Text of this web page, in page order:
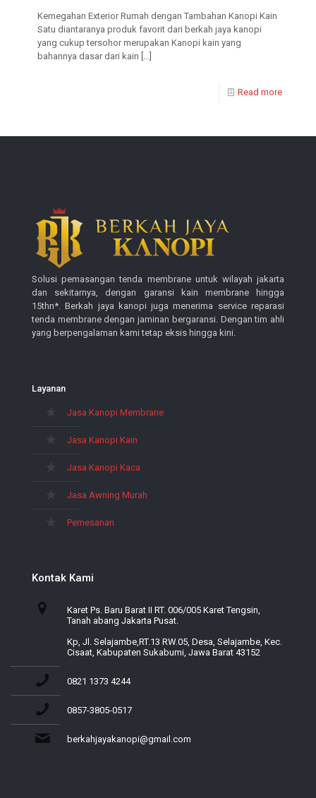
Kemegahan Exterior Rumah dengan Tambahan Kanopi Kain
Satu diantaranya produk favorit dari berkah jaya kanopi
yang cukup tersohor merupakan Kanopi kain yang
bahannya dasar dari kain […]
Read more
Solusi pemasangan tenda membrane untuk wilayah jakarta
dan sekitarnya, dengan garansi kain membrane hingga
15thn*. Berkah jaya kanopi juga menerima service reparasi
tenda membrane dengan jaminan bergaransi. Dengan tim ahli
yang berpengalaman kami tetap eksis hingga kini.
Layanan
Jasa Kanopi Membrane
Jasa Kanopi Kain
Jasa Kanopi Kaca
Jasa Awning Murah
Pemesanan
Kontak Kami
Karet Ps. Baru Barat II RT. 006/005 Karet Tengsin,
Tanah abang Jakarta Pusat.
Kp, Jl. Selajambe,RT.13 RW.05, Desa, Selajambe, Kec.
Cisaat, Kabupaten Sukabumi, Jawa Barat 43152
0821 1373 4244
0857-3805-0517
berkahjayakanopi@gmail.com